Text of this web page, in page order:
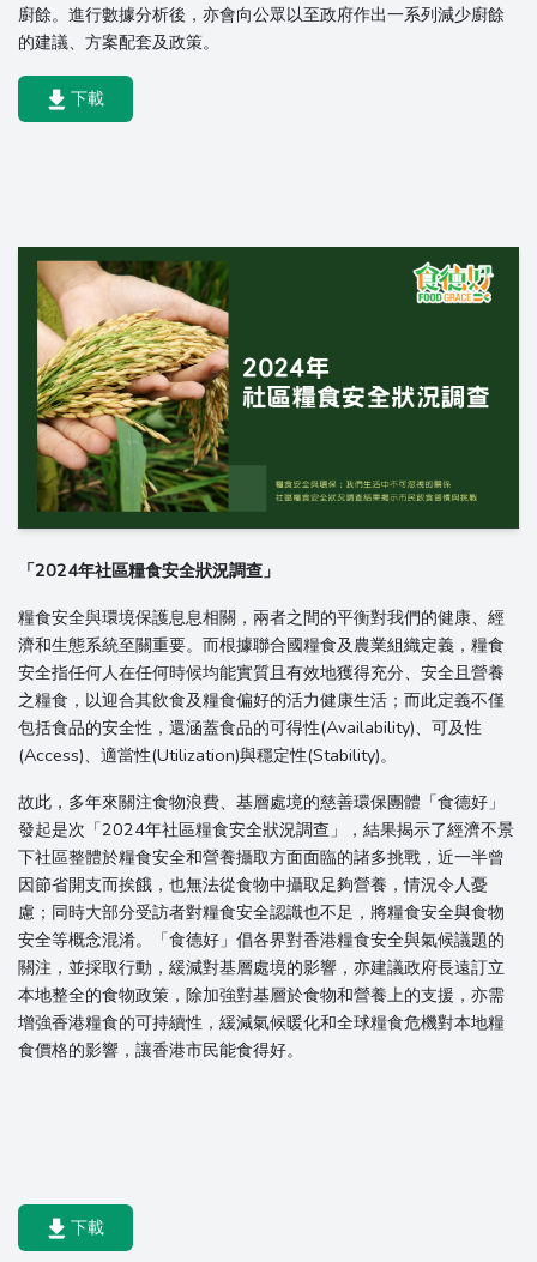
廚餘。進行數據分析後，亦會向公眾以至政府作出一系列減少廚餘
的建議、方案配套及政策。
下載
「2024年社區糧食安全狀況調查」
糧食安全與環境保護息息相關，兩者之間的平衡對我們的健康、經
濟和生態系統至關重要。而根據聯合國糧食及農業組織定義，糧食
安全指任何人在任何時候均能實質且有效地獲得充分、安全且營養
之糧食，以迎合其飲食及糧食偏好的活力健康生活；而此定義不僅
包括食品的安全性，還涵蓋食品的可得性(Availability)、可及性
(Access)、適當性(Utilization)與穩定性(Stability)。
故此，多年來關注食物浪費、基層處境的慈善環保團體「食德好」
發起是次「2024年社區糧食安全狀況調查」，結果揭示了經濟不景
下社區整體於糧食安全和營養攝取方面面臨的諸多挑戰，近一半曾
因節省開支而挨餓，也無法從食物中攝取足夠營養，情況令人憂
慮；同時大部分受訪者對糧食安全認識也不足，將糧食安全與食物
安全等概念混淆。「食德好」倡各界對香港糧食安全與氣候議題的
關注，並採取行動，緩減對基層處境的影響，亦建議政府長遠訂立
本地整全的食物政策，除加強對基層於食物和營養上的支援，亦需
增強香港糧食的可持續性，緩減氣候暖化和全球糧食危機對本地糧
食價格的影響，讓香港市民能食得好。
下載